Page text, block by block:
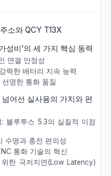
소와 QCY T13X
성비’의 세 가지 핵심 동력
연결 안정성
력한 배터리 지속 능력
명한 통화 품질
어선 실사용의 가치와 편
블루투스 5.3의 실질적 이점
수명과 충전 편의성
통화 기술의 혁신
한 극저지연(Low Latency)